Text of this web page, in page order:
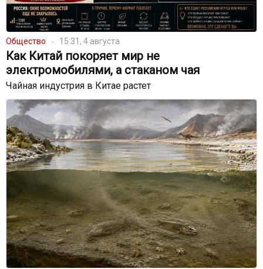
Общество 15:31, 4 августа
Как Китай покоряет мир не
электромобилями, а стаканом чая
Чайная индустрия в Китае растет